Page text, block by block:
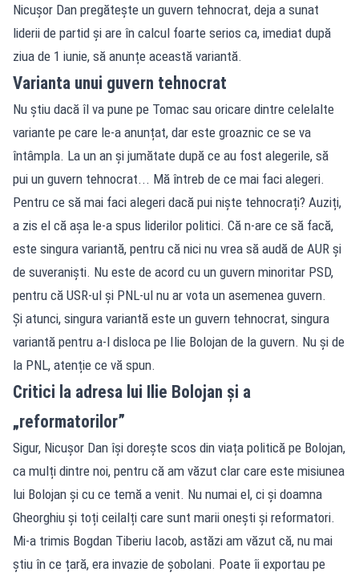
Nicușor Dan pregătește un guvern tehnocrat, deja a sunat
liderii de partid și are în calcul foarte serios ca, imediat după
ziua de 1 iunie, să anunțe această variantă.
Varianta unui guvern tehnocrat
Nu știu dacă îl va pune pe Tomac sau oricare dintre celelalte
variante pe care le-a anunțat, dar este groaznic ce se va
întâmpla. La un an și jumătate după ce au fost alegerile, să
pui un guvern tehnocrat... Mă întreb de ce mai faci alegeri.
Pentru ce să mai faci alegeri dacă pui niște tehnocrați? Auziți,
a zis el că așa le-a spus liderilor politici. Că n-are ce să facă,
este singura variantă, pentru că nici nu vrea să audă de AUR și
de suveraniști. Nu este de acord cu un guvern minoritar PSD,
pentru că USR-ul și PNL-ul nu ar vota un asemenea guvern.
Și atunci, singura variantă este un guvern tehnocrat, singura
variantă pentru a-l disloca pe Ilie Bolojan de la guvern. Nu și de
la PNL, atenție ce vă spun.
Critici la adresa lui Ilie Bolojan și a
„reformatorilor”
Sigur, Nicușor Dan își dorește scos din viața politică pe Bolojan,
ca mulți dintre noi, pentru că am văzut clar care este misiunea
lui Bolojan și cu ce temă a venit. Nu numai el, ci și doamna
Gheorghiu și toți ceilalți care sunt marii onești și reformatori.
Mi-a trimis Bogdan Tiberiu Iacob, astăzi am văzut că, nu mai
știu în ce țară, era invazie de șobolani. Poate îi exportau pe